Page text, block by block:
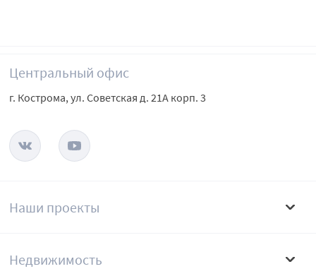
Наши проекты
Недвижимость
Центральный офис
г. Кострома, ул. Советская д. 21А корп. 3